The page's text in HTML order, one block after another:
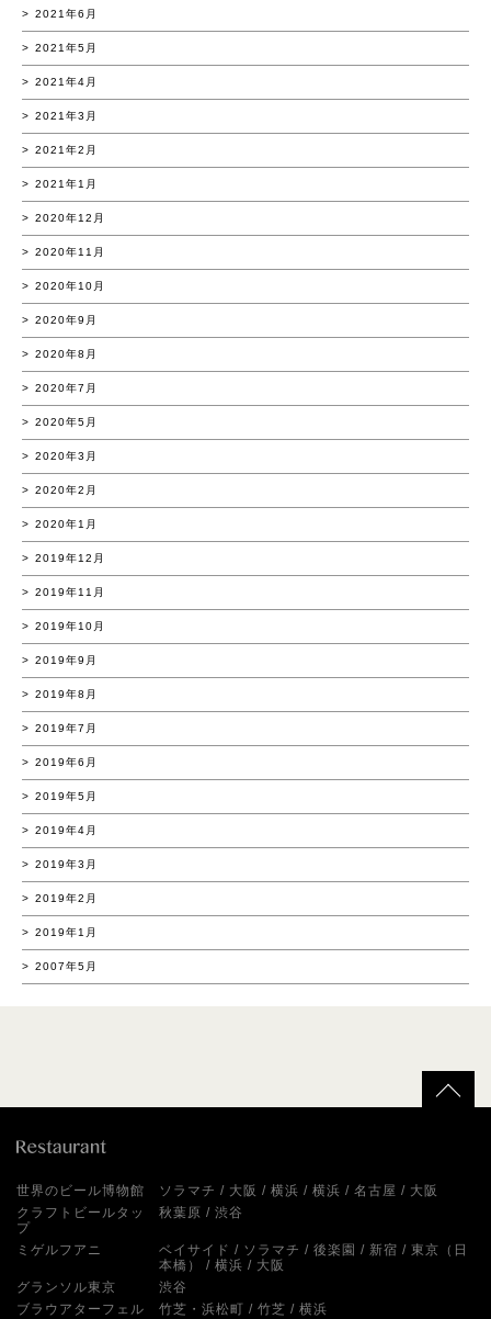
2021年6月
2021年5月
2021年4月
2021年3月
2021年2月
2021年1月
2020年12月
2020年11月
2020年10月
2020年9月
2020年8月
2020年7月
2020年5月
2020年3月
2020年2月
2020年1月
2019年12月
2019年11月
2019年10月
2019年9月
2019年8月
2019年7月
2019年6月
2019年5月
2019年4月
2019年3月
2019年2月
2019年1月
2007年5月
世界のビール博物館 ソラマチ 大阪 横浜 横浜 名古屋
大阪
クラフトビールタッ
プ
秋葉原 渋谷
ミゲルフアニ ベイサイド ソラマチ 後楽園 新宿
東京（日
本橋）
横浜
大阪
グランソル東京
渋谷
ブラウアターフェル
竹芝・浜松町 竹芝
横浜